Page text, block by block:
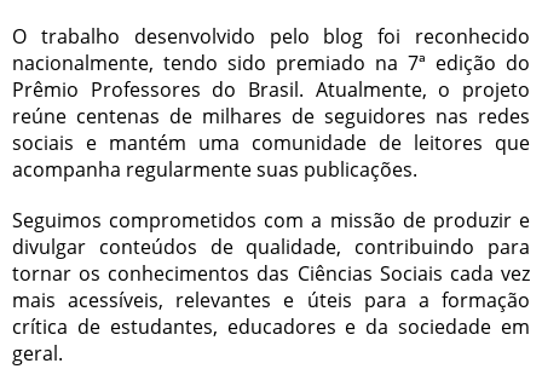
O trabalho desenvolvido pelo blog foi reconhecido
nacionalmente, tendo sido premiado na 7ª edição do
Prêmio Professores do Brasil. Atualmente, o projeto
reúne centenas de milhares de seguidores nas redes
sociais e mantém uma comunidade de leitores que
acompanha regularmente suas publicações.
Seguimos comprometidos com a missão de produzir e
divulgar conteúdos de qualidade, contribuindo para
tornar os conhecimentos das Ciências Sociais cada vez
mais acessíveis, relevantes e úteis para a formação
crítica de estudantes, educadores e da sociedade em
geral.